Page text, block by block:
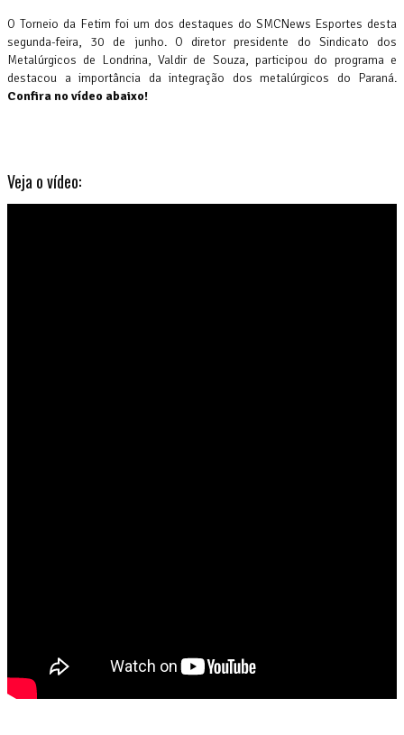
O Torneio da Fetim foi um dos destaques do SMCNews Esportes desta
segunda-feira, 30 de junho. O diretor presidente do Sindicato dos
Metalúrgicos de Londrina, Valdir de Souza, participou do programa e
destacou a importância da integração dos metalúrgicos do Paraná.
Confira no vídeo abaixo!
Veja o vídeo: